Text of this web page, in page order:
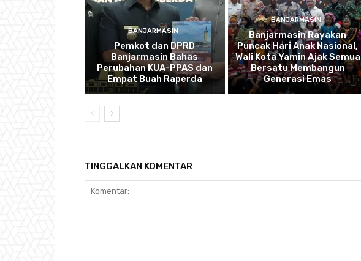
BANJARMASIN
Pemkot dan DPRD
Banjarmasin Bahas
Perubahan KUA-PPAS dan
Empat Buah Raperda
BANJARMASIN
Banjarmasin Rayakan
Puncak Hari Anak Nasional,
Wali Kota Yamin Ajak Semua
Bersatu Membangun
Generasi Emas
TINGGALKAN KOMENTAR